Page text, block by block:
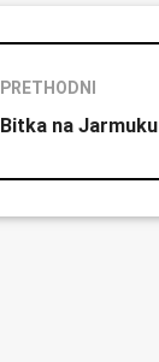
PRETHODNI
Bitka na Jarmuku